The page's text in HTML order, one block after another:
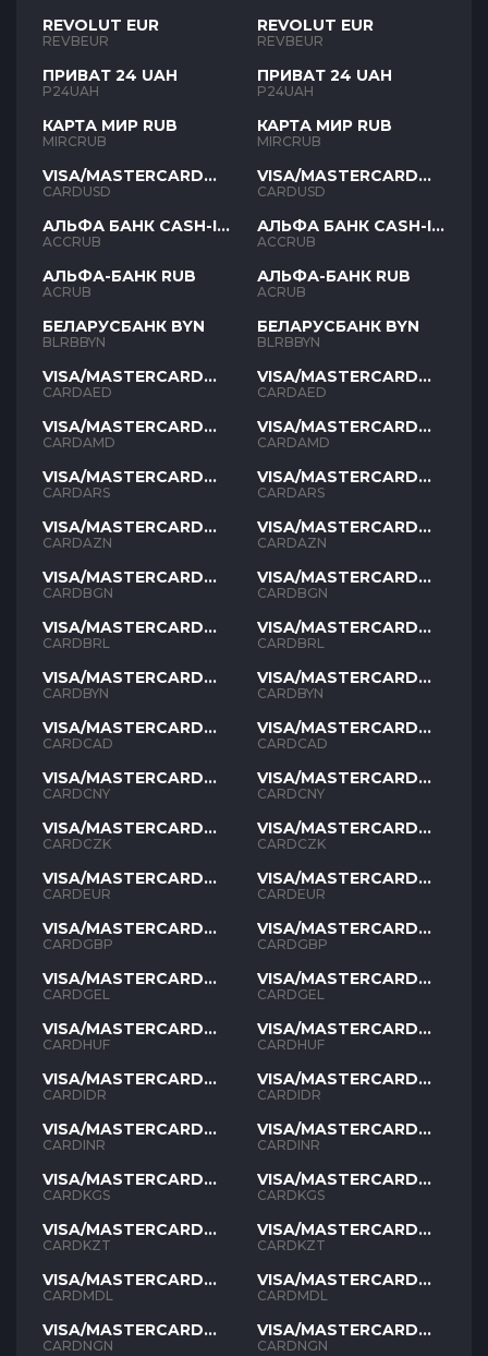
REVOLUT EUR
REVBEUR
ПРИВАТ 24 UAH
P24UAH
КАРТА МИР RUB
MIRCRUB
VISA/MASTERCARD
USD
CARDUSD
АЛЬФА БАНК CASH-IN
RUB
ACCRUB
АЛЬФА-БАНК RUB
ACRUB
БЕЛАРУСБАНК BYN
BLRBBYN
VISA/MASTERCARD
AED
CARDAED
VISA/MASTERCARD
AMD
CARDAMD
VISA/MASTERCARD
ARS
CARDARS
VISA/MASTERCARD
AZN
CARDAZN
VISA/MASTERCARD
BGN
CARDBGN
VISA/MASTERCARD
BRL
CARDBRL
VISA/MASTERCARD
BYN
CARDBYN
VISA/MASTERCARD
CAD
CARDCAD
VISA/MASTERCARD
CNY
CARDCNY
VISA/MASTERCARD
CZK
CARDCZK
VISA/MASTERCARD
EUR
CARDEUR
VISA/MASTERCARD
GBP
CARDGBP
VISA/MASTERCARD
GEL
CARDGEL
VISA/MASTERCARD
HUF
CARDHUF
VISA/MASTERCARD
IDR
CARDIDR
VISA/MASTERCARD
INR
CARDINR
VISA/MASTERCARD
KGS
CARDKGS
VISA/MASTERCARD
KZT
CARDKZT
VISA/MASTERCARD
MDL
CARDMDL
VISA/MASTERCARD
NGN
CARDNGN
REVOLUT EUR
REVBEUR
ПРИВАТ 24 UAH
P24UAH
КАРТА МИР RUB
MIRCRUB
VISA/MASTERCARD
USD
CARDUSD
АЛЬФА БАНК CASH-IN
RUB
ACCRUB
АЛЬФА-БАНК RUB
ACRUB
БЕЛАРУСБАНК BYN
BLRBBYN
VISA/MASTERCARD
AED
CARDAED
VISA/MASTERCARD
AMD
CARDAMD
VISA/MASTERCARD
ARS
CARDARS
VISA/MASTERCARD
AZN
CARDAZN
VISA/MASTERCARD
BGN
CARDBGN
VISA/MASTERCARD
BRL
CARDBRL
VISA/MASTERCARD
BYN
CARDBYN
VISA/MASTERCARD
CAD
CARDCAD
VISA/MASTERCARD
CNY
CARDCNY
VISA/MASTERCARD
CZK
CARDCZK
VISA/MASTERCARD
EUR
CARDEUR
VISA/MASTERCARD
GBP
CARDGBP
VISA/MASTERCARD
GEL
CARDGEL
VISA/MASTERCARD
HUF
CARDHUF
VISA/MASTERCARD
IDR
CARDIDR
VISA/MASTERCARD
INR
CARDINR
VISA/MASTERCARD
KGS
CARDKGS
VISA/MASTERCARD
KZT
CARDKZT
VISA/MASTERCARD
MDL
CARDMDL
VISA/MASTERCARD
NGN
CARDNGN